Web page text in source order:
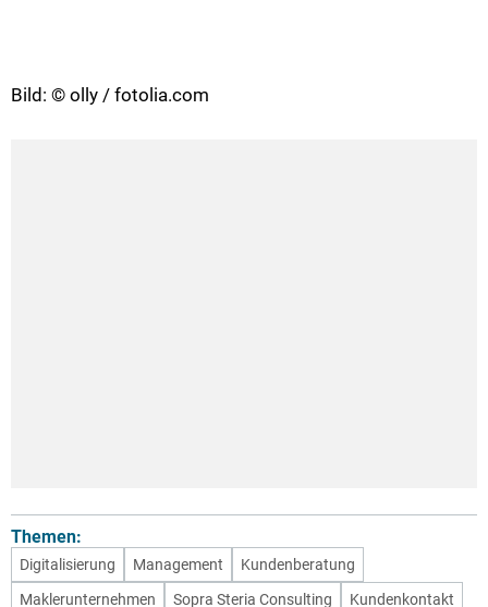
Bild: © olly / fotolia.com
Themen:
Digitalisierung Management
Kundenberatung
Maklerunternehmen
Sopra Steria Consulting
Kundenkontakt